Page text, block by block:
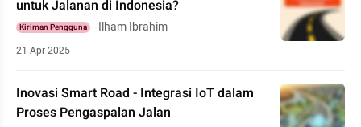
untuk Jalanan di Indonesia?
Kiriman Pengguna Ilham Ibrahim
21 Apr 2025
Inovasi Smart Road - Integrasi IoT dalam
Proses Pengaspalan Jalan